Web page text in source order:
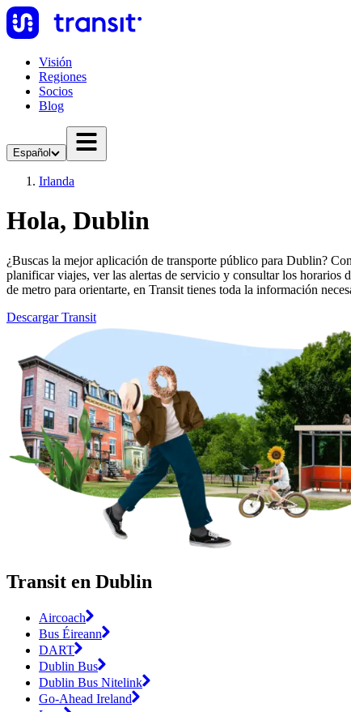
Visión
Regiones
Socios
Blog
Español
Irlanda
Hola, Dublin
¿Buscas la mejor aplicación de transporte público para Dublin?
planificar viajes, ver las alertas de servicio y consultar los horarios
de metro para orientarte, en Transit tienes toda la información
Descargar Transit
Transit en Dublin
Aircoach
Bus Éireann
DART
Dublin Bus
Dublin Bus Nitelink
Go-Ahead Ireland